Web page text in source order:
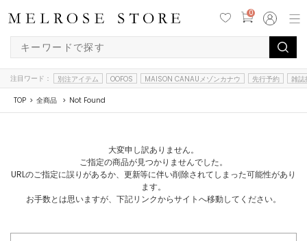
0
注目ワード： 別注アイテム OOFOS MAISON CANAUメゾンカナウ 先行予約 雑誌
TOP 全商品 Not Found
大変申し訳ありません。
ご指定の商品が見つかりませんでした。
URLのご指定に誤りがあるか、更新等に伴い削除されてしまった可能性があり
ます。
お手数とは思いますが、下記リンクからサイトへ移動してください。